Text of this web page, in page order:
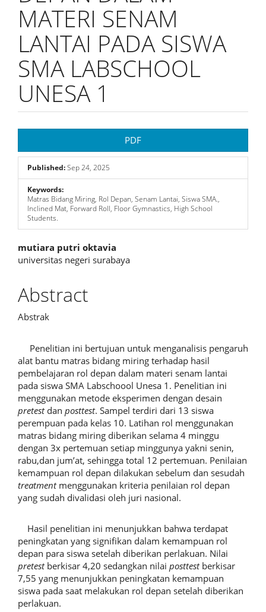
MATERI SENAM
LANTAI PADA SISWA
SMA LABSCHOOL
UNESA 1
Sidebar
PDF
Published:Sep 24, 2025
Keywords:
Matras Bidang Miring, Rol Depan, Senam Lantai, Siswa SMA.,
Inclined Mat, Forward Roll, Floor Gymnastics, High School
Students.
Main
Article
Content
mutiara putri oktavia
universitas negeri surabaya
Abstract
Abstrak
Penelitian ini bertujuan untuk menganalisis pengaruh
alat bantu matras bidang miring terhadap hasil
pembelajaran rol depan dalam materi senam lantai
pada siswa SMA Labschoool Unesa 1. Penelitian ini
menggunakan metode eksperimen dengan desain
pretestdan posttest. Sampel terdiri dari 13 siswa
perempuan pada kelas 10. Latihan rol menggunakan
matras bidang miring diberikan selama 4 minggu
dengan 3x pertemuan setiap minggunya yakni senin,
rabu,dan jum’at, sehingga total 12 pertemuan. Penilaian
kemampuan rol depan dilakukan sebelum dan sesudah
treatment menggunakan kriteria penilaian rol depan
yang sudah divalidasi oleh juri nasional.
Hasil penelitian ini menunjukkan bahwa terdapat
peningkatan yang signifikan dalam kemampuan rol
depan para siswa setelah diberikan perlakuan. Nilai
pretestberkisar 4,20 sedangkan nilai posttestberkisar
7,55 yang menunjukkan peningkatan kemampuan
siswa pada saat melakukan rol depan setelah diberikan
perlakuan.